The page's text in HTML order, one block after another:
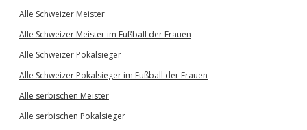
Alle Schweizer Meister
Alle Schweizer Meister im Fußball der Frauen
Alle Schweizer Pokalsieger
Alle Schweizer Pokalsieger im Fußball der Frauen
Alle serbischen Meister
Alle serbischen Pokalsieger